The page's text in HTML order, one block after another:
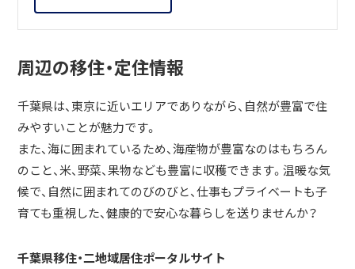
周辺の移住・定住情報
千葉県は、東京に近いエリアでありながら、自然が豊富で住
みやすいことが魅力です。
また、海に囲まれているため、海産物が豊富なのはもちろん
のこと、米、野菜、果物なども豊富に収穫できます。温暖な気
候で、自然に囲まれてのびのびと、仕事もプライベートも子
育ても重視した、健康的で安心な暮らしを送りませんか？
千葉県移住・二地域居住ポータルサイト